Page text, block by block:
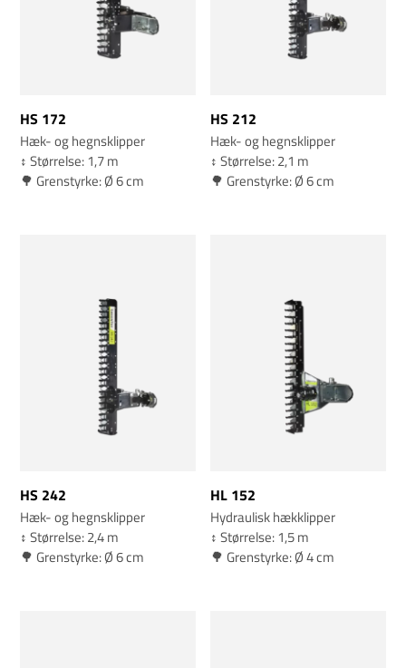
HS 172
Hæk- og hegnsklipper
↕️ Størrelse: 1,7 m
🌳 Grenstyrke: Ø 6 cm
HS 212
Hæk- og hegnsklipper
↕️ Størrelse: 2,1 m
🌳 Grenstyrke: Ø 6 cm
HS 242
Hæk- og hegnsklipper
↕️ Størrelse: 2,4 m
🌳 Grenstyrke: Ø 6 cm
HL 152
Hydraulisk hækklipper
↕️ Størrelse: 1,5 m
🌳 Grenstyrke: Ø 4 cm